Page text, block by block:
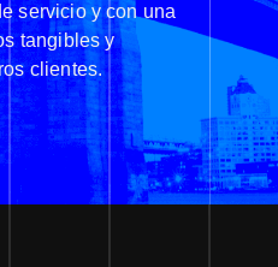
servicio y con una
tangibles y
clientes.